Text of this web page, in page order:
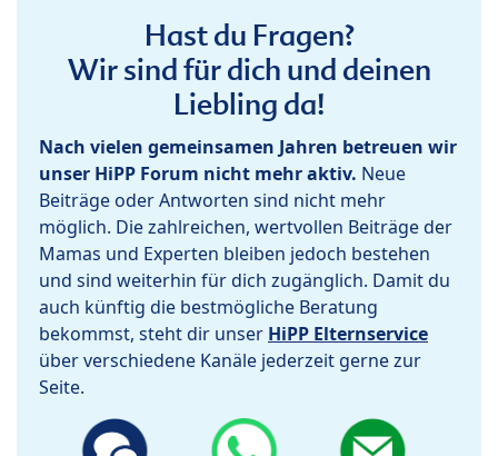
Hast du Fragen?
Wir sind für dich und deinen
Liebling da!
Nach vielen gemeinsamen Jahren betreuen wir
unser HiPP Forum nicht mehr aktiv. Neue
Beiträge oder Antworten sind nicht mehr
möglich. Die zahlreichen, wertvollen Beiträge der
Mamas und Experten bleiben jedoch bestehen
und sind weiterhin für dich zugänglich. Damit du
auch künftig die bestmögliche Beratung
bekommst, steht dir unser HiPP Elternservice
über verschiedene Kanäle jederzeit gerne zur
Seite.